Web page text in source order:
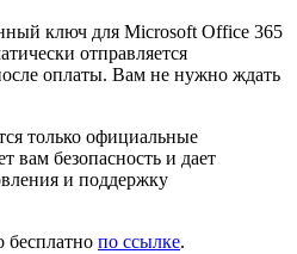
ключ для Microsoft Office 365
отправляется
оплаты. Вам не нужно ждать
только официальные
вам безопасность и дает
и поддержку
бесплатно по ссылке.